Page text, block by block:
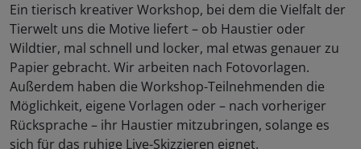
Ein tierisch kreativer Workshop, bei dem die Vielfalt der
Tierwelt uns die Motive liefert – ob Haustier oder
Wildtier, mal schnell und locker, mal etwas genauer zu
Papier gebracht. Wir arbeiten nach Fotovorlagen.
Außerdem haben die Workshop-Teilnehmenden die
Möglichkeit, eigene Vorlagen oder – nach vorheriger
Rücksprache – ihr Haustier mitzubringen, solange es
sich für das ruhige Live-Skizzieren eignet.